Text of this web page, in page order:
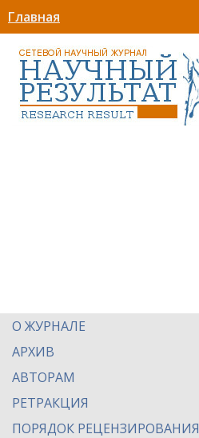
Главная
О ЖУРНАЛЕ
АРХИВ
АВТОРАМ
РЕТРАКЦИЯ
ПОРЯДОК РЕЦЕНЗИРОВАНИЯ